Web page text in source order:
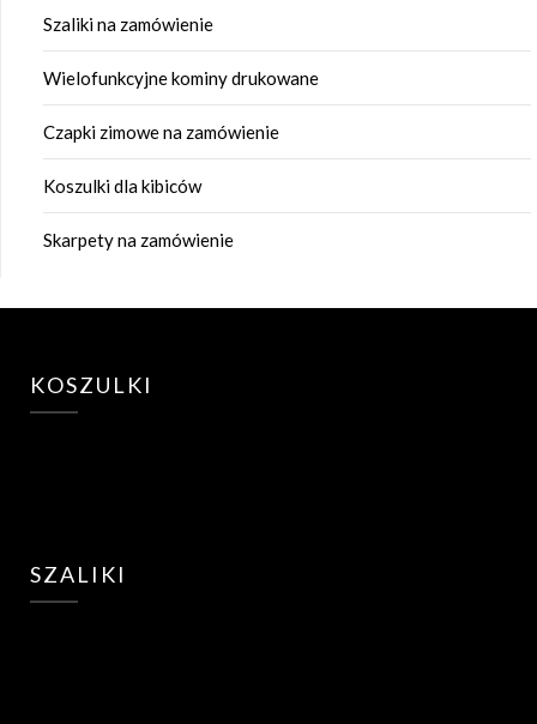
Szaliki na zamówienie
Wielofunkcyjne kominy drukowane
Czapki zimowe na zamówienie
Koszulki dla kibiców
Skarpety na zamówienie
KOSZULKI
SZALIKI